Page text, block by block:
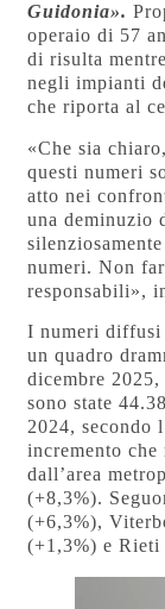
Guidonia».
operaio di 57
di risulta
negli impianti
che riporta al
«Che sia
questi numeri
atto nei
una deminuzio
numeri. Non
responsabili»,
I numeri diffusi
un quadro
dicembre
sono state
2024, secondo
incremento
dall’area
(+8,3%).
(+6,3%),
(+1,3%) e Rieti